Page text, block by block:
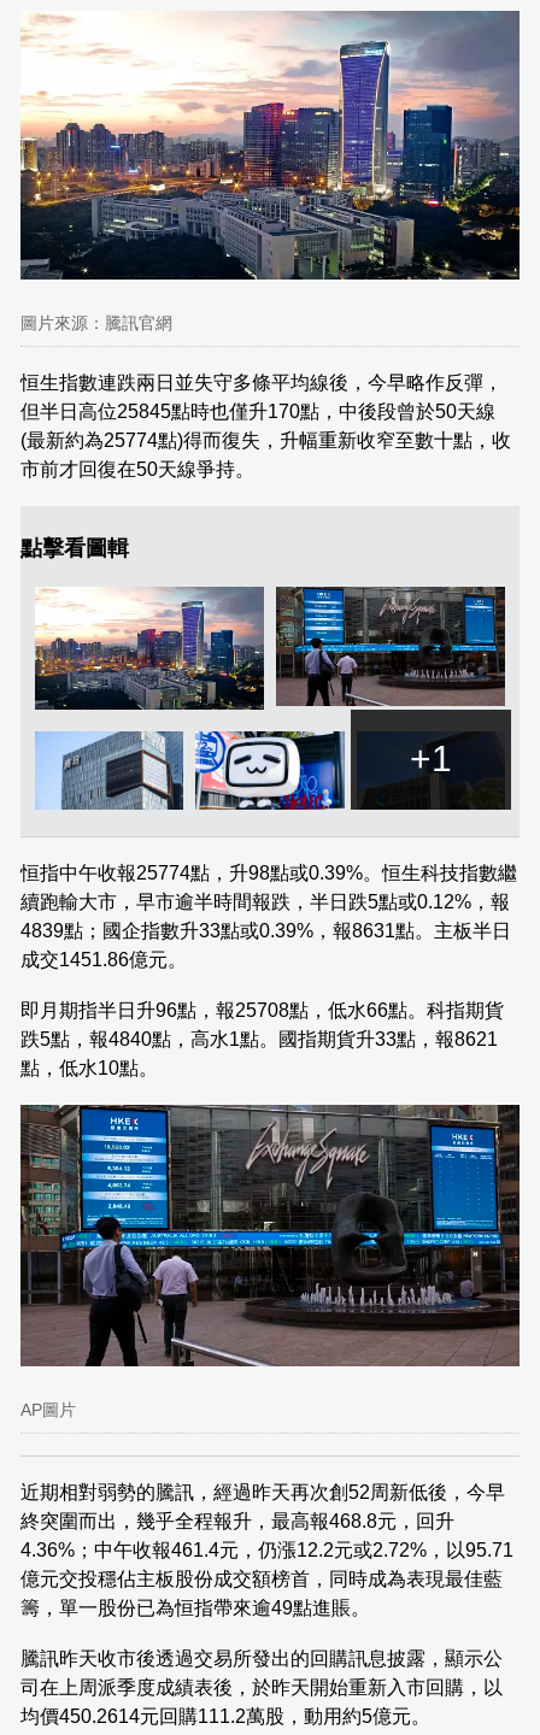
圖片來源：騰訊官網
恒生指數連跌兩日並失守多條平均線後，今早略作反彈，
但半日高位25845點時也僅升170點，中後段曾於50天線
(最新約為25774點)得而復失，升幅重新收窄至數十點，收
市前才回復在50天線爭持。
點擊看圖輯
+1
恒指中午收報25774點，升98點或0.39%。恒生科技指數繼
續跑輸大市，早市逾半時間報跌，半日跌5點或0.12%，報
4839點；國企指數升33點或0.39%，報8631點。主板半日
成交1451.86億元。
即月期指半日升96點，報25708點，低水66點。科指期貨
跌5點，報4840點，高水1點。國指期貨升33點，報8621
點，低水10點。
AP圖片
近期相對弱勢的騰訊，經過昨天再次創52周新低後，今早
終突圍而出，幾乎全程報升，最高報468.8元，回升
4.36%；中午收報461.4元，仍漲12.2元或2.72%，以95.71
億元交投穩佔主板股份成交額榜首，同時成為表現最佳藍
籌，單一股份已為恒指帶來逾49點進賬。
騰訊昨天收市後透過交易所發出的回購訊息披露，顯示公
司在上周派季度成績表後，於昨天開始重新入市回購，以
均價450.2614元回購111.2萬股，動用約5億元。